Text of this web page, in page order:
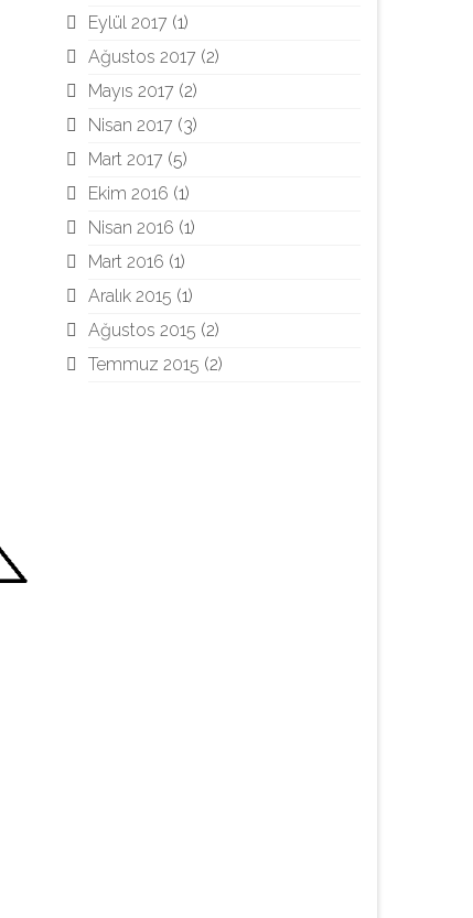
Eylül 2017 (1)
Ağustos 2017 (2)
Mayıs 2017 (2)
Nisan 2017 (3)
Mart 2017 (5)
Ekim 2016 (1)
Nisan 2016 (1)
Mart 2016 (1)
Aralık 2015 (1)
Ağustos 2015 (2)
Temmuz 2015 (2)